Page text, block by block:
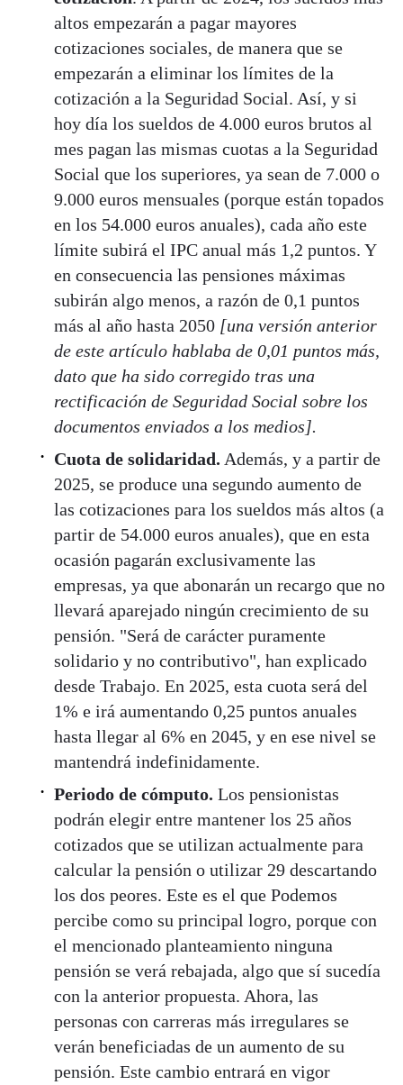
altos empezarán a pagar mayores
cotizaciones sociales, de manera que se
empezarán a eliminar los límites de la
cotización a la Seguridad Social. Así, y si
hoy día los sueldos de 4.000 euros brutos al
mes pagan las mismas cuotas a la Seguridad
Social que los superiores, ya sean de 7.000 o
9.000 euros mensuales (porque están topados
en los 54.000 euros anuales), cada año este
límite subirá el IPC anual más 1,2 puntos. Y
en consecuencia las pensiones máximas
subirán algo menos, a razón de 0,1 puntos
más al año hasta 2050 [una versión anterior
de este artículo hablaba de 0,01 puntos más,
dato que ha sido corregido tras una
rectificación de Seguridad Social sobre los
documentos enviados a los medios].
Cuota de solidaridad. Además, y a partir de
2025, se produce una segundo aumento de
las cotizaciones para los sueldos más altos (a
partir de 54.000 euros anuales), que en esta
ocasión pagarán exclusivamente las
empresas, ya que abonarán un recargo que no
llevará aparejado ningún crecimiento de su
pensión. "Será de carácter puramente
solidario y no contributivo", han explicado
desde Trabajo. En 2025, esta cuota será del
1% e irá aumentando 0,25 puntos anuales
hasta llegar al 6% en 2045, y en ese nivel se
mantendrá indefinidamente.
Periodo de cómputo. Los pensionistas
podrán elegir entre mantener los 25 años
cotizados que se utilizan actualmente para
calcular la pensión o utilizar 29 descartando
los dos peores. Este es el que Podemos
percibe como su principal logro, porque con
el mencionado planteamiento ninguna
pensión se verá rebajada, algo que sí sucedía
con la anterior propuesta. Ahora, las
personas con carreras más irregulares se
verán beneficiadas de un aumento de su
pensión. Este cambio entrará en vigor